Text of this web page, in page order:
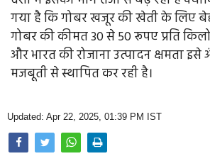
Health & Lifestyle
Photo Gallery
गया है कि गोबर खजूर की खेती के लिए
गोबर की कीमत 30 से 50 रूपए प्रति
और भारत की रोजाना उत्पादन क्षमता इसे
मजबूती से स्थापित कर रही है।
Updated: Apr 22, 2025, 01:39 PM IST